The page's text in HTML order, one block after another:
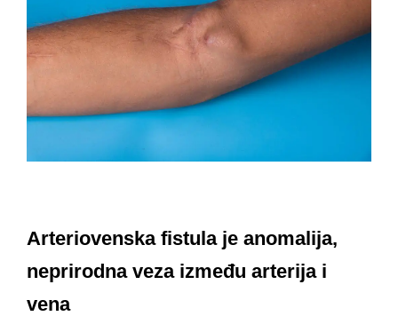
Arteriovenska fistula je anomalija,
neprirodna veza između arterija i
vena